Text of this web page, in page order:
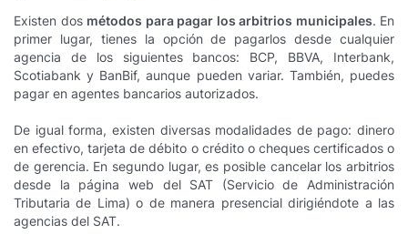
Existen dos métodos para pagar los arbitrios municipales. En
primer lugar, tienes la opción de pagarlos desde cualquier
agencia de los siguientes bancos: BCP, BBVA, Interbank,
Scotiabank y BanBif, aunque pueden variar. También, puedes
pagar en agentes bancarios autorizados.
De igual forma, existen diversas modalidades de pago: dinero
en efectivo, tarjeta de débito o crédito o cheques certificados o
de gerencia. En segundo lugar, es posible cancelar los arbitrios
desde la página web del SAT (Servicio de Administración
Tributaria de Lima) o de manera presencial dirigiéndote a las
agencias del SAT.